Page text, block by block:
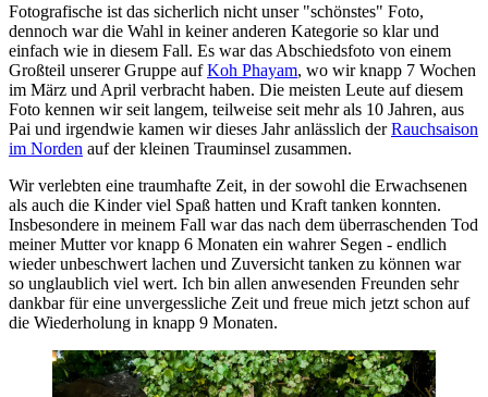
Fotografische ist das sicherlich nicht unser "schönstes" Foto,
dennoch war die Wahl in keiner anderen Kategorie so klar und
einfach wie in diesem Fall. Es war das Abschiedsfoto von einem
Großteil unserer Gruppe aufKoh Phayam, wo wir knapp 7 Wochen
im März und April verbracht haben. Die meisten Leute auf diesem
Foto kennen wir seit langem, teilweise seit mehr als 10 Jahren, aus
Pai und irgendwie kamen wir dieses Jahr anlässlich derRauchsaison
im Norden auf der kleinen Trauminsel zusammen.
Wir verlebten eine traumhafte Zeit, in der sowohl die Erwachsenen
als auch die Kinder viel Spaß hatten und Kraft tanken konnten.
Insbesondere in meinem Fall war das nach dem überraschenden Tod
meiner Mutter vor knapp 6 Monaten ein wahrer Segen - endlich
wieder unbeschwert lachen und Zuversicht tanken zu können war
so unglaublich viel wert. Ich bin allen anwesenden Freunden sehr
dankbar für eine unvergessliche Zeit und freue mich jetzt schon auf
die Wiederholung in knapp 9 Monaten.